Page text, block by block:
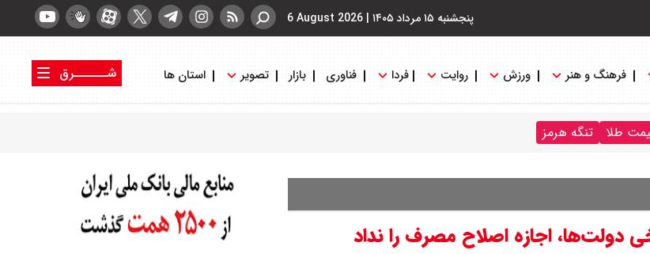
پنجشنبه ۱۵ مرداد ۱۴۰۵ |
6 August 2026
فرهنگ و هنر ورزش روایت فردا فناوری بازار تصویر استان ها
شــــــرق
طلا تنگه هرمز
دولت‌ها، اجازه اصلاح مصرف را نداد